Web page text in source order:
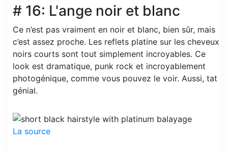
# 16: L'ange noir et blanc
Ce n’est pas vraiment en noir et blanc, bien sûr, mais
c’est assez proche. Les reflets platine sur les cheveux
noirs courts sont tout simplement incroyables. Ce
look est dramatique, punk rock et incroyablement
photogénique, comme vous pouvez le voir. Aussi, tat
génial.
La source